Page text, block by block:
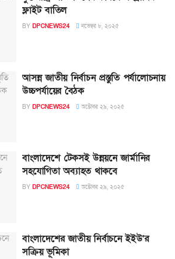
ফ্লাইট বাতিল
BY DPCNEWS24 নভেম্বর ৮, ২০২৫
আসন্ন জাতীয় নির্বাচন প্রস্তুতি পর্যালোচনায়
উচ্চপর্যায়ের বৈঠক
BY DPCNEWS24 অক্টোবর ২৯, ২০২৫
বাংলাদেশে টেকসই উন্নয়নে জার্মানির
সহযোগিতা অব্যাহত থাকবে
BY DPCNEWS24 অক্টোবর ২৯, ২০২৫
বাংলাদেশের জাতীয় নির্বাচনে ইইউ’র
সক্রিয় ভূমিকা